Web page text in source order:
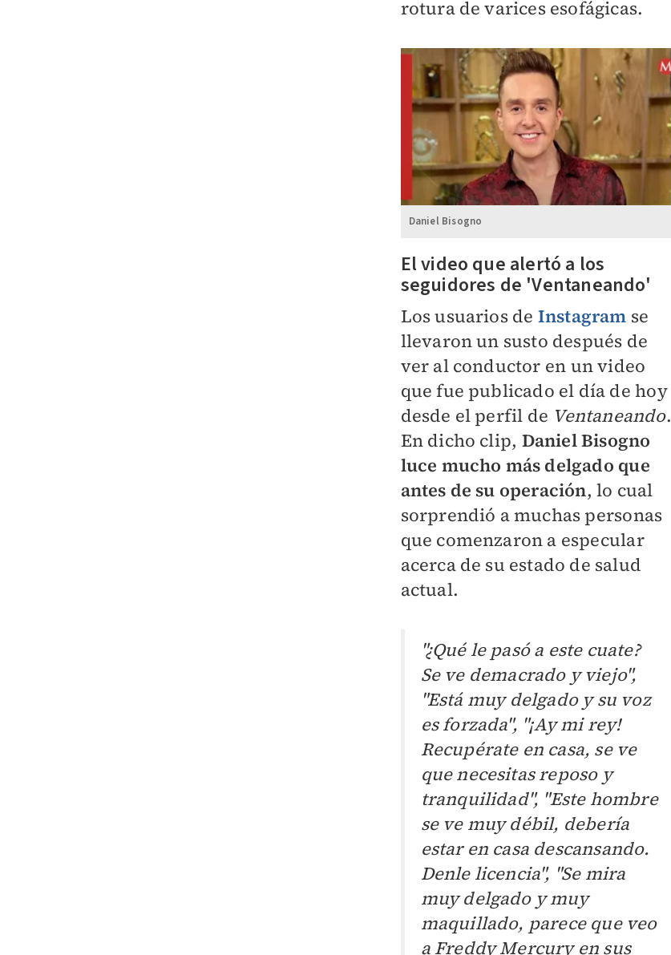
rotura de varices esofágicas.
Daniel Bisogno
El video que alertó a los
seguidores de 'Ventaneando'
Los usuarios de Instagram se
llevaron un susto después de
ver al conductor en un video
que fue publicado el día de hoy
desde el perfil de Ventaneando.
En dicho clip, Daniel Bisogno
luce mucho más delgado que
antes de su operación, lo cual
sorprendió a muchas personas
que comenzaron a especular
acerca de su estado de salud
actual.
"¿Qué le pasó a este cuate?
Se ve demacrado y viejo",
"Está muy delgado y su voz
es forzada", "¡Ay mi rey!
Recupérate en casa, se ve
que necesitas reposo y
tranquilidad", "Este hombre
se ve muy débil, debería
estar en casa descansando.
Denle licencia", "Se mira
muy delgado y muy
maquillado, parece que veo
a Freddy Mercury en sus